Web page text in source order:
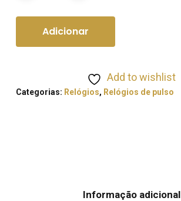
Adicionar
Add to wishlist
Categorias: Relógios, Relógios de pulso
Informação adicional